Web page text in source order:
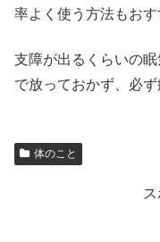
率よく使う方法もおす
支障が出るくらいの
で放っておかず、必
体のこと